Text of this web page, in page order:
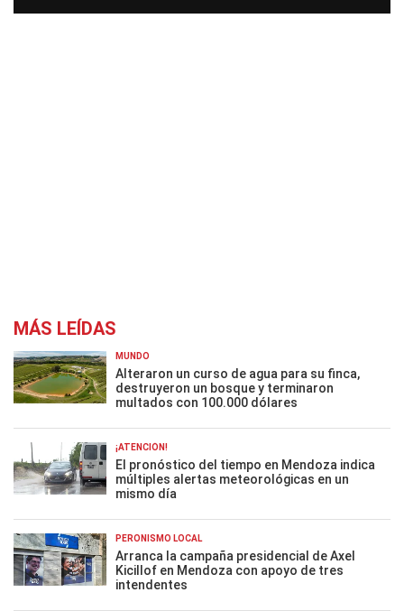
MÁS LEÍDAS
MUNDO
Alteraron un curso de agua para su finca,
destruyeron un bosque y terminaron
multados con 100.000 dólares
¡ATENCIÓN!
El pronóstico del tiempo en Mendoza indica
múltiples alertas meteorológicas en un
mismo día
PERONISMO LOCAL
Arranca la campaña presidencial de Axel
Kicillof en Mendoza con apoyo de tres
intendentes